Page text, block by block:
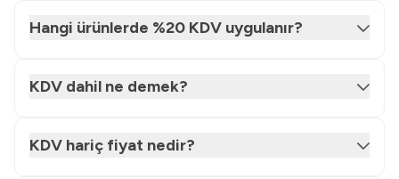
Hangi ürünlerde %20 KDV uygulanır?
KDV dahil ne demek?
KDV hariç fiyat nedir?